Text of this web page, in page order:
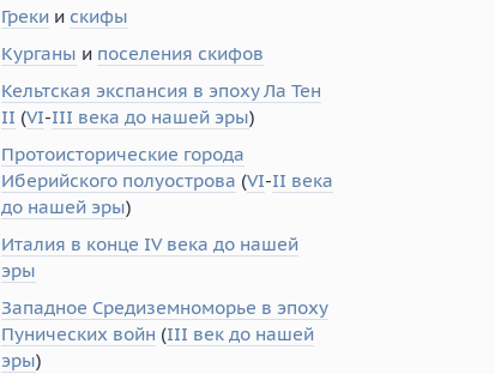
Греки и скифы
Курганы и поселения скифов
Кельтская экспансия в эпоху Ла Тен
II (VI-III века до нашей эры)
Протоисторические города
Иберийского полуострова (VI-II века
до нашей эры)
Италия в конце IV века до нашей
эры
Западное Средиземноморье в эпоху
Пунических войн (III век до нашей
эры)